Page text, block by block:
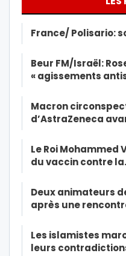
France/ Polisario:
Beur FM/Israël:
« agissements
Macron
d’AstraZeneca
Le Roi Mohammed
du vaccin contre
Deux animateurs
après une
Les islamistes
leurs